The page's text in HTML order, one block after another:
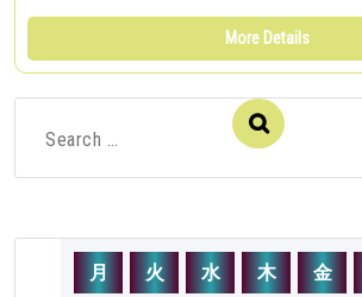
More Details
Search
月 火 水 木 金